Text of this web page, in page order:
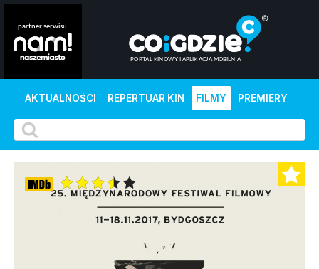
AKTUALNOŚCI REPERTUAR KIN FILMY PREMIERY